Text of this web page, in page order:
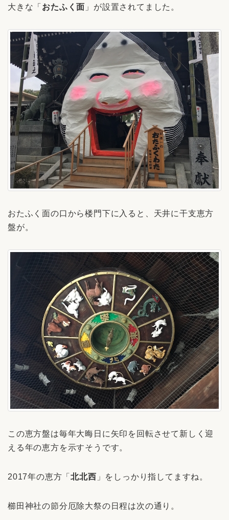
大きな「 おたふく面 」が設置されてました。
おたふく面の口から楼門下に入ると、天井に干支恵方
盤が。
この恵方盤は毎年大晦日に矢印を回転させて新しく迎
える年の恵方を示すそうです。
2017年の恵方「北北西 」をしっかり指してますね。
櫛田神社の節分厄除大祭の日程は次の通り。